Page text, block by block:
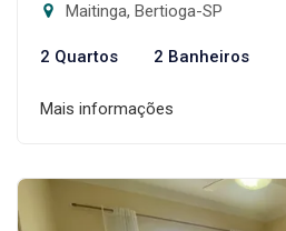
Maitinga, Bertioga-SP
2 Quartos 2 Banheiros
Mais informações